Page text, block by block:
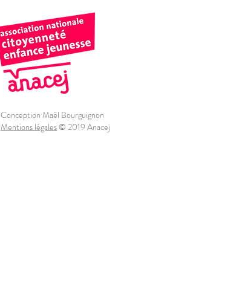
Conception Maël Bourguignon
Mentions légales© 2019 Anacej